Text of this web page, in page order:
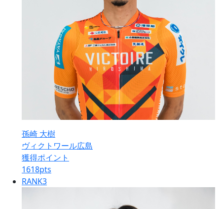
孫崎 大樹
ヴィクトワール広島
獲得ポイント
1618pts
RANK3